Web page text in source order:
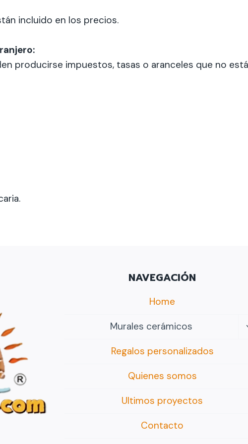
incluido en los precios.
producirse impuestos, tasas o aranceles que no
NAVEGACIÓN
Home
Murales cerámicos
Regalos personalizados
Quienes somos
Ultimos proyectos
Contacto